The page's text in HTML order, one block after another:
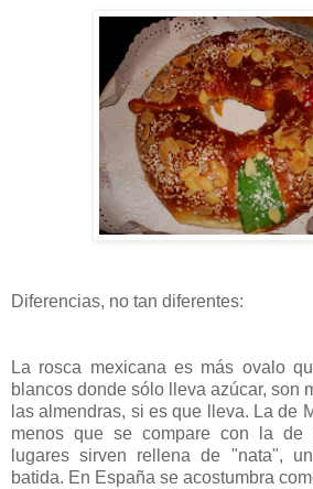
Diferencias, no tan diferentes:
La rosca mexicana es más ovalo
blancos donde sólo lleva azúcar, son
las almendras, si es que lleva. La de
menos que se compare con la de
lugares sirven rellena de "nata",
batida. En España se acostumbra